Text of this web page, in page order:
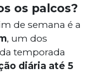
os palcos?
de semana é a
, um dos
temporada
diária até 5